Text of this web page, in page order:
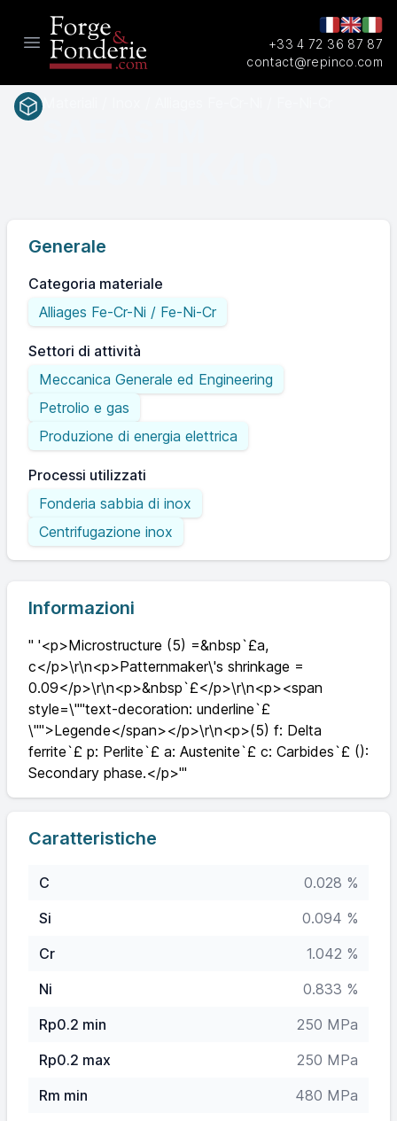
Open main menu
+33 4 72 36 87 87
contact@repinco.com
Generale
Categoria materiale
Alliages Fe-Cr-Ni / Fe-Ni-Cr
Settori di attività
Meccanica Generale ed Engineering
Petrolio e gas
Produzione di energia elettrica
Processi utilizzati
Fonderia sabbia di inox
Centrifugazione inox
Informazioni
" '<p>Microstructure (5) =&nbsp`£a,
c</p>\r\n<p>Patternmaker\'s shrinkage =
0.09</p>\r\n<p>&nbsp`£</p>\r\n<p><span
style=\""text-decoration: underline`£
\"">Legende</span></p>\r\n<p>(5) f: Delta
ferrite`£ p: Perlite`£ a: Austenite`£ c: Carbides`£ ():
Secondary phase.</p>'"
Caratteristiche
C
0.028 %
Si
0.094 %
Cr
1.042 %
Ni
0.833 %
Rp0.2 min
250 MPa
Rp0.2 max
250 MPa
Rm min
480 MPa